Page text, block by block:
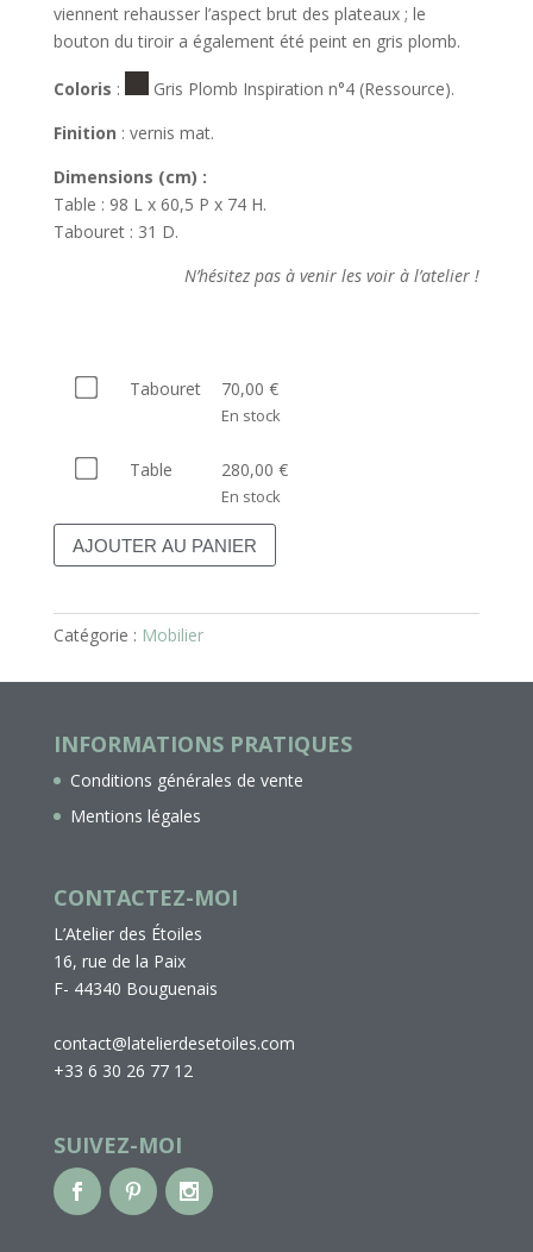
viennent rehausser l’aspect brut des plateaux ; le
bouton du tiroir a également été peint en gris plomb.
Coloris :
Gris Plomb Inspiration n°4 (Ressource).
Finition : vernis mat.
Dimensions (cm) :
Table : 98 L x 60,5 P x 74 H.
Tabouret : 31 D.
N’hésitez pas à venir les voir à l’atelier !
Acheter
articles
pour
70,00 €
Tabouret 70,00 €
En stock
Acheter
des
articles
280,00 €
Table 280,00 €
En stock
AJOUTER AU PANIER
Catégorie : Mobilier
INFORMATIONS PRATIQUES
Conditions générales de vente
Mentions légales
CONTACTEZ-MOI
L’Atelier des Étoiles
16, rue de la Paix
F- 44340 Bouguenais
contact@latelierdesetoiles.com
+33 6 30 26 77 12
SUIVEZ-MOI